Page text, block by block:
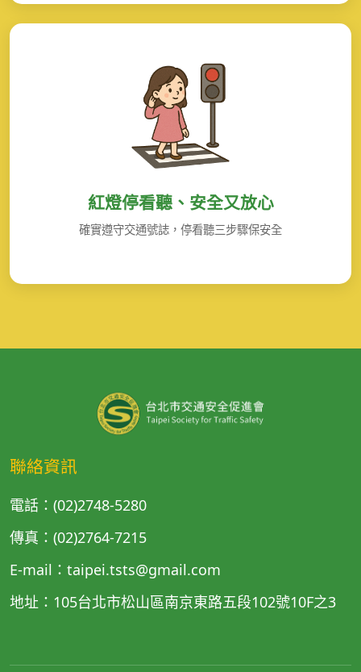
紅燈停看聽、安全又放心
確實遵守交通號誌，停看聽三步驟保安全
聯絡資訊
電話：(02)2748-5280
傳真：(02)2764-7215
E-mail：taipei.tsts@gmail.com
地址：105台北市松山區南京東路五段102號10F之3